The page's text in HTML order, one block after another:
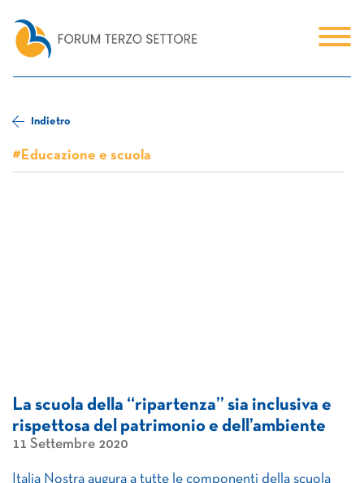
Indietro
#Educazione e scuola
La scuola della “ripartenza” sia inclusiva e
rispettosa del patrimonio e dell’ambiente
11 Settembre 2020
Italia Nostra augura a tutte le componenti della scuola